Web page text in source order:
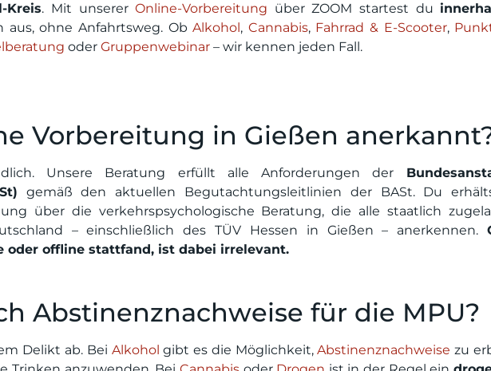
Kreis. Mit unsererOnline-Vorbereitung über ZOOM startest du
aus, ohne Anfahrtsweg. ObAlkohol, Cannabis, Fahrrad & E-Scooter,
oder Gruppenwebinar – wir kennen jeden Fall.
Vorbereitung in Gießen
Unsere Beratung erfüllt alle Anforderungen der
gemäß den aktuellen Begutachtungsleitlinien der BASt. Du
über die verkehrspsychologische Beratung, die alle staatlich
– einschließlich des TÜV Hessen in Gießen – anerkennen.
oder offline stattfand, ist dabei irrelevant.
Abstinenznachweise für die MPU?
Delikt ab. Bei Alkohol gibt es die Möglichkeit,Abstinenznachweise zu